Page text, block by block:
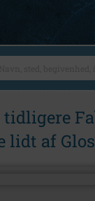
tidligere
lidt af